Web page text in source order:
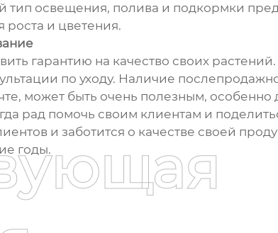
тип освещения, полива и подкормки
роста и цветения.
гарантию на качество своих
по уходу. Наличие
может быть очень полезным,
рад помочь своим клиентам и
и заботится о качестве своей
годы.